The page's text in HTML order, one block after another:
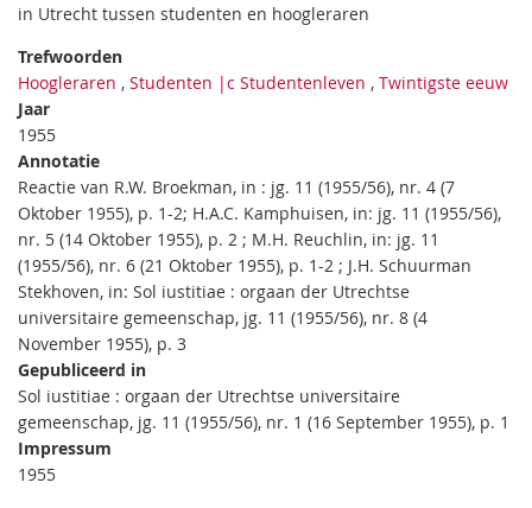
in Utrecht tussen studenten en hoogleraren
Trefwoorden
Hoogleraren , Studenten |c Studentenleven , Twintigste eeuw
Jaar
1955
Annotatie
Reactie van R.W. Broekman, in : jg. 11 (1955/56), nr. 4 (7
Oktober 1955), p. 1-2; H.A.C. Kamphuisen, in: jg. 11 (1955/56),
nr. 5 (14 Oktober 1955), p. 2 ; M.H. Reuchlin, in: jg. 11
(1955/56), nr. 6 (21 Oktober 1955), p. 1-2 ; J.H. Schuurman
Stekhoven, in: Sol iustitiae : orgaan der Utrechtse
universitaire gemeenschap, jg. 11 (1955/56), nr. 8 (4
November 1955), p. 3
Gepubliceerd in
Sol iustitiae : orgaan der Utrechtse universitaire
gemeenschap, jg. 11 (1955/56), nr. 1 (16 September 1955), p. 1
Impressum
1955